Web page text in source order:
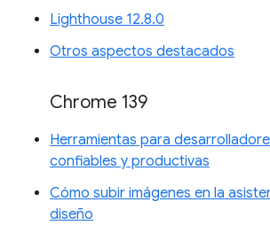
Lighthouse 12.8.0
Otros aspectos destacados
Chrome 139
Herramientas para
confiables y productivas
Cómo subir imágenes en la
diseño